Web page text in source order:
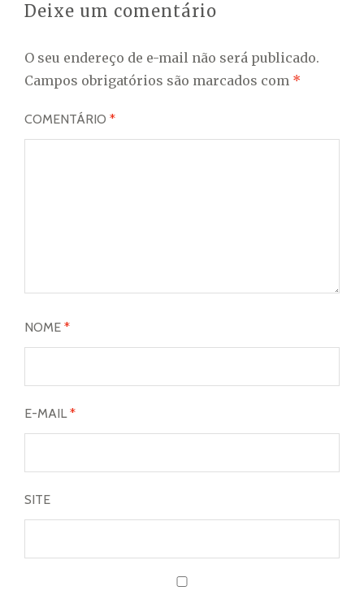
Deixe um comentário
O seu endereço de e-mail não será publicado.
Campos obrigatórios são marcados com *
COMENTÁRIO *
NOME *
E-MAIL*
SITE